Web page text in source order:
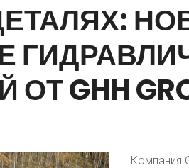
ОТGHH
Компания